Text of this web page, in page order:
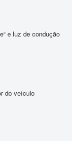
e luz de condução
do veículo